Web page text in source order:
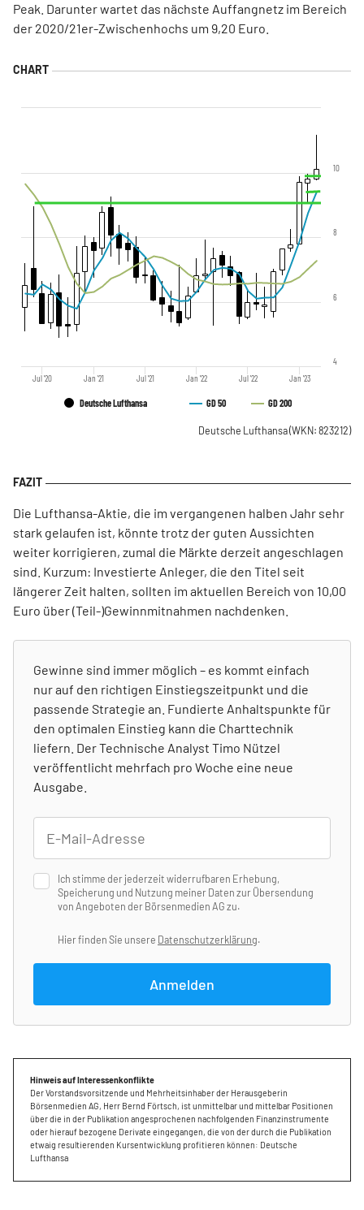
Peak. Darunter wartet das nächste Auffangnetz im Bereich
der 2020/21er-Zwischenhochs um 9,20 Euro.
Deutsche Lufthansa GD 50 GD 200
Jul '20 Jan '21 Jul '21 Jan '22 Jul '22 Jan '23
4
6
8
10
Deutsche Lufthansa(WKN: 823212)
Die Lufthansa-Aktie, die im vergangenen halben Jahr sehr
stark gelaufen ist, könnte trotz der guten Aussichten
weiter korrigieren, zumal die Märkte derzeit angeschlagen
sind. Kurzum: Investierte Anleger, die den Titel seit
längerer Zeit halten, sollten im aktuellen Bereich von 10,00
Euro über (Teil-)Gewinnmitnahmen nachdenken.
Gewinne sind immer möglich – es kommt einfach
nur auf den richtigen Einstiegszeitpunkt und die
passende Strategie an. Fundierte Anhaltspunkte für
den optimalen Einstieg kann die Charttechnik
liefern. Der Technische Analyst Timo Nützel
veröffentlicht mehrfach pro Woche eine neue
Ausgabe.
Ich stimme der jederzeit widerrufbaren Erhebung,
Speicherung und Nutzung meiner Daten zur Übersendung
von Angeboten der Börsenmedien AG zu.
Hier finden Sie unsere Datenschutzerklärung.
Anmelden
Hinweis auf Interessenkonflikte
Der Vorstandsvorsitzende und Mehrheitsinhaber der Herausgeberin
Börsenmedien AG, Herr Bernd Förtsch, ist unmittelbar und mittelbar Positionen
über die in der Publikation angesprochenen nachfolgenden Finanzinstrumente
oder hierauf bezogene Derivate eingegangen, die von der durch die Publikation
etwaig resultierenden Kursentwicklung profitieren können: Deutsche
Lufthansa